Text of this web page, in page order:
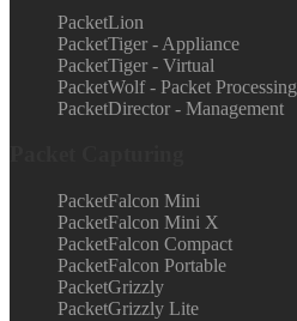
PacketLion
PacketTiger - Appliance
PacketTiger - Virtual
PacketWolf - Packet Processing
PacketDirector - Management
PacketFalcon Mini
PacketFalcon Mini X
PacketFalcon Compact
PacketFalcon Portable
PacketGrizzly
PacketGrizzly Lite